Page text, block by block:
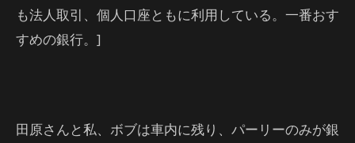
も法人取引、個人口座ともに利用している。一番おす
すめの銀行。]
田原さんと私、ボブは車内に残り、パーリーのみが銀